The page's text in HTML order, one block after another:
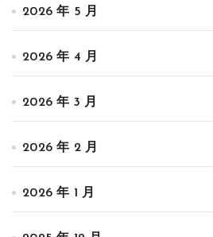
2026 年 5 月
2026 年 4 月
2026 年 3 月
2026 年 2 月
2026 年 1 月